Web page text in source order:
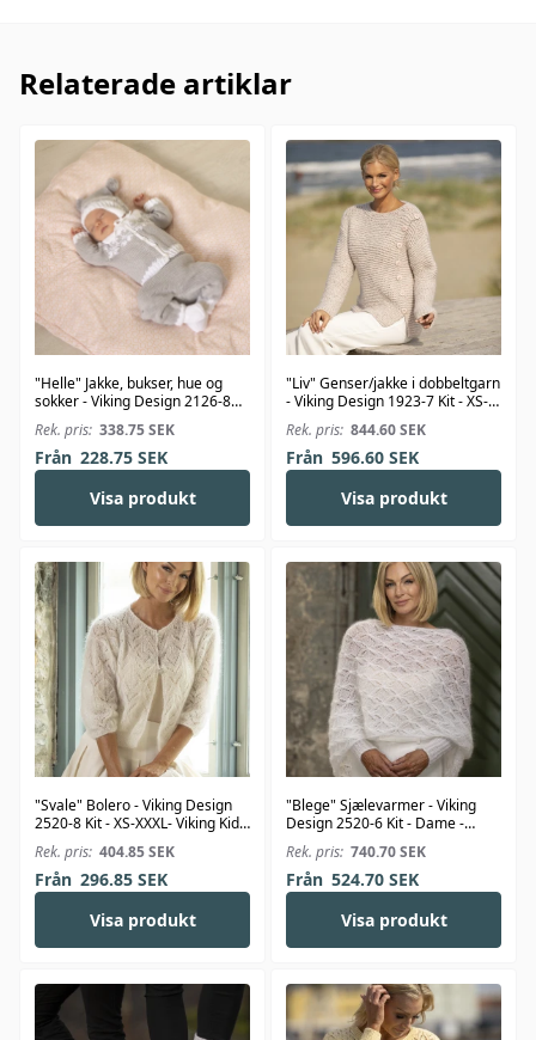
Relaterade artiklar
"Helle" Jakke, bukser, hue og
sokker - Viking Design 2126-8
Kit - 1-24 Mdr. - Viking Bambino
Rek. pris: 338.75SEK
Från 228.75SEK
Visa produkt
"Liv" Genser/jakke i dobbeltgarn
- Viking Design 1923-7 Kit - XS-
XXL - Viking Alpaca Bris
Rek. pris: 844.60SEK
Från 596.60SEK
Visa produkt
"Svale" Bolero - Viking Design
2520-8 Kit - XS-XXXL- Viking Kid-
Silk
Rek. pris: 404.85SEK
Från 296.85SEK
Visa produkt
"Blege" Sjælevarmer - Viking
Design 2520-6 Kit - Dame -
Viking Kid-Silk
Rek. pris: 740.70SEK
Från 524.70SEK
Visa produkt